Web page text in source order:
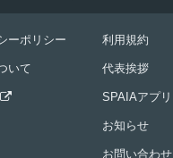
ーポリシー
いて

利用規約
代表挨拶
SPAIAアプリ
お知らせ
お問い合わせ